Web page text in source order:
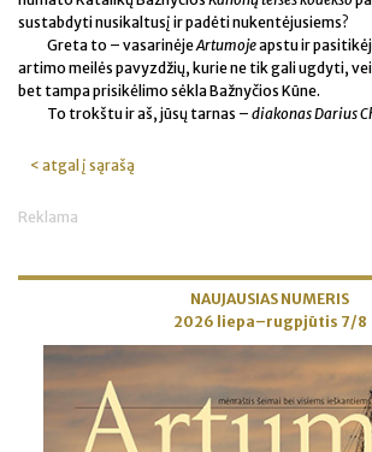
sustabdyti nusikaltusį ir padėti nukentėjusiems?
Greta to – vasarinėjeArtumojeapstu ir
artimo meilės pavyzdžių, kurie ne tik gali ugdyti,
bet tampa prisikėlimo sėkla Bažnyčios Kūne.
To trokštu ir aš, jūsų tarnas – diakonas Darius
< atgal į sąrašą
Reklama
NAUJAUSIAS NUMERIS
2026 liepa–rugpjūtis 7/8